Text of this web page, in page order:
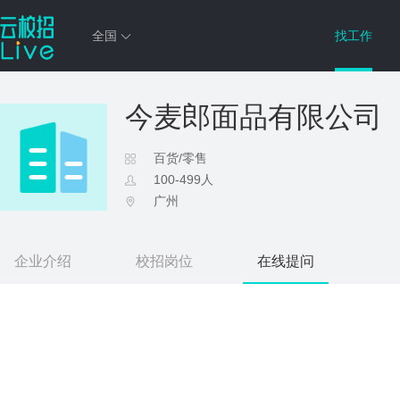
全国 找工作
今麦郎面品有限公司
百货/零售
100-499人
广州
企业介绍 校招岗位 在线提问